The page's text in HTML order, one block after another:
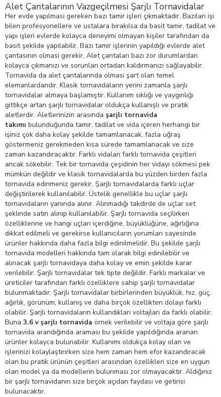
Alet Çantalarının Vazgeçilmesi Şarjlı Tornavidalar
Her evde yapılması gereken bazı tamir işleri çıkmaktadır. Bazıları işi
bilen profesyonellere ve ustalara bırakılsa da basit tamir, tadilat ve
yapı işleri evlerde kolayca deneyimi olmayan kişiler tarafından da
basit şekilde yapılabilir. Bazı tamir işlerinin yapıldığı evlerde alet
çantasının olması gerekir. Alet çantaları bazı zor durumlardan
kolayca çıkmanızı ve sorunları ortadan kaldırmanızı sağlayabilir.
Tornavida da alet çantalarında olması şart olan temel
elemanlardandır. Klasik tornavidaların yerini zamanla şarjlı
tornavidalar almaya başlamıştır. Kullanım sıklığı ve yaygınlığı
gittikçe artan şarjlı tornavidalar oldukça kullanışlı ve pratik
aletlerdir. Aletlerinizin arasında şarjlı tornavida
takımı bulunduğunda tamir, tadilat ve vida içeren herhangi bir
işiniz çok daha kolay şekilde tamamlanacak, fazla uğraş
göstermeniz gerekmeden kısa sürede tamamlanacak ve size
zaman kazandıracaktır. Farklı vidaları farklı tornavida çeşitleri
ancak sökebilir. Tek bir tornavida çeşidinin her vidayı sökmesi pek
mümkün değildir ve klasik tornavidalarda bu yüzden birden fazla
tornavida edinmeniz gerekir. Şarjlı tornavidalarda farklı uçlar
değiştirilerek kullanılabilir. Üstelik genellikle bu uçlar şarjlı
tornavidaların yanında alınır. Alınmadığı takdirde de uçlar set
şeklinde satın alınıp kullanılabilir. Şarjlı tornavida seçilirken
özelliklerine ve hangi uçları içerdiğine, büyüklüğüne, ağırlığına
dikkat edilmeli ve gerekirse kullanıcıların yorumları sayesinde
ürünler hakkında daha fazla bilgi edinilmelidir. Bu şekilde şarjlı
tornavida modelleri hakkında tam olarak bilgi edinilebilir ve
alınacak şarjlı tornavidaya daha kolay ve emin şekilde karar
verilebilir. Şarjlı tornavidalar tek tipte değildir. Farklı markalar ve
üreticiler tarafından farklı özelliklere sahip şarjlı tornavidalar
bulunmaktadır. Şarjlı tornavidalar birbirlerinden büyüklük, hız, güç,
ağırlık, görünüm, kullanış ve daha birçok özellikten dolayı farklı
olabilir. Şarjlı tornavidaların kullandıkları voltajları da farklı olabilir.
Buna 3.6 v şarjlı tornavida örnek verilebilir ve voltaja göre şarjlı
tornavida arandığında araması bu şekilde yapıldığında aranan
ürünler kolayca bulunabilir. Kullanımı oldukça kolay olan ve
işlerinizi kolaylaştırırken size hem zaman hem efor kazandıracak
olan bu pratik ürünün çeşitleri arasından özellikleri size en uygun
olan model ya da modellerin bulunması zor olmayacaktır. Aldığınız
bir şarjlı tornavidanın size birçok açıdan faydası ve getirisi
bulunacaktır.